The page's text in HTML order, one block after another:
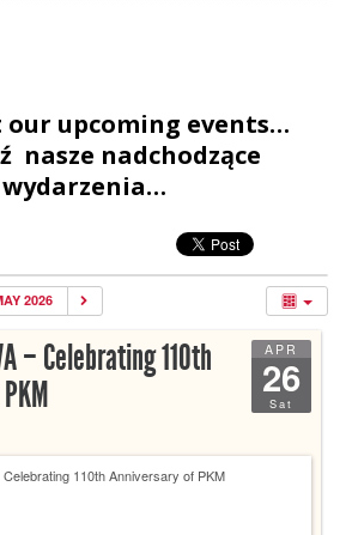
our upcoming events…
nasze nadchodzące
wydarzenia…
2026
APR
26
Sat
– Celebrating 110th